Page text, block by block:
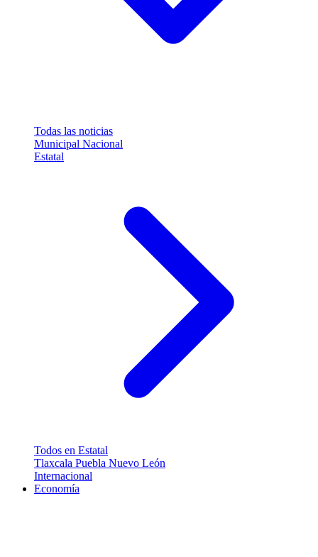
Todas las noticias
Municipal Nacional
Estatal
Todos en Estatal
Tlaxcala Puebla Nuevo León
Internacional
Economía